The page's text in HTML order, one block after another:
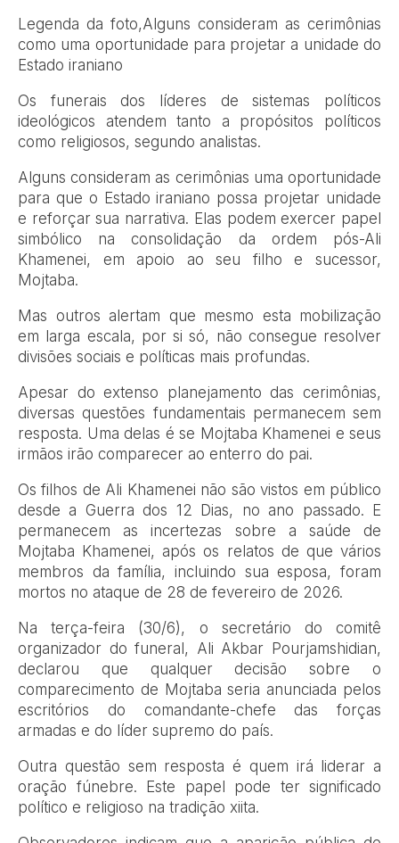
Legenda da foto,Alguns consideram as cerimônias
como uma oportunidade para projetar a unidade do
Estado iraniano
Os funerais dos líderes de sistemas políticos
ideológicos atendem tanto a propósitos políticos
como religiosos, segundo analistas.
Alguns consideram as cerimônias uma oportunidade
para que o Estado iraniano possa projetar unidade
e reforçar sua narrativa. Elas podem exercer papel
simbólico na consolidação da ordem pós-Ali
Khamenei, em apoio ao seu filho e sucessor,
Mojtaba.
Mas outros alertam que mesmo esta mobilização
em larga escala, por si só, não consegue resolver
divisões sociais e políticas mais profundas.
Apesar do extenso planejamento das cerimônias,
diversas questões fundamentais permanecem sem
resposta. Uma delas é se Mojtaba Khamenei e seus
irmãos irão comparecer ao enterro do pai.
Os filhos de Ali Khamenei não são vistos em público
desde a Guerra dos 12 Dias, no ano passado. E
permanecem as incertezas sobre a saúde de
Mojtaba Khamenei, após os relatos de que vários
membros da família, incluindo sua esposa, foram
mortos no ataque de 28 de fevereiro de 2026.
Na terça-feira (30/6), o secretário do comitê
organizador do funeral, Ali Akbar Pourjamshidian,
declarou que qualquer decisão sobre o
comparecimento de Mojtaba seria anunciada pelos
escritórios do comandante-chefe das forças
armadas e do líder supremo do país.
Outra questão sem resposta é quem irá liderar a
oração fúnebre. Este papel pode ter significado
político e religioso na tradição xiita.